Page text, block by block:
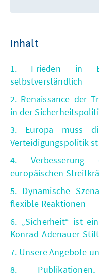
Inhalt
1. Frieden in
selbstverständlich
2. Renaissance der
in der
3. Europa muss
Verteidigungspolitik
4. Verbesserung
europäischen
5. Dynamische
flexible Reaktionen
6. „Sicherheit“ ist
Konrad-Adenauer-
7. Unsere Angebote
8.